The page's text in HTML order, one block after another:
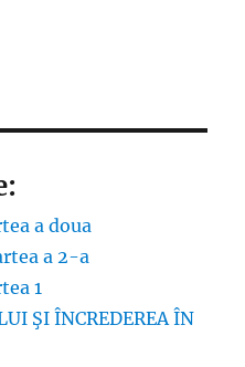
a doua
a 2-a
1
ŞI ÎNCREDEREA ÎN